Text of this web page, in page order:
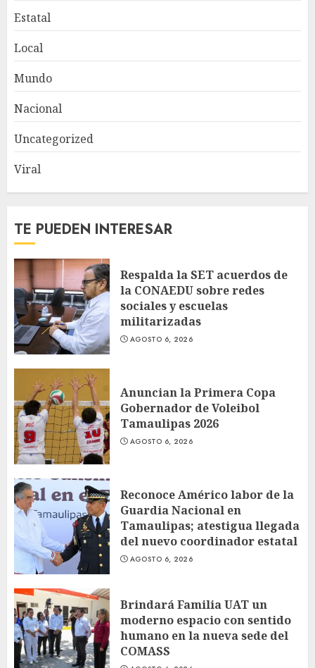
Estatal
Local
Mundo
Nacional
Uncategorized
Viral
TE PUEDEN INTERESAR
Respalda la SET acuerdos de
la CONAEDU sobre redes
sociales y escuelas
militarizadas
AGOSTO 6, 2026
Anuncian la Primera Copa
Gobernador de Voleibol
Tamaulipas 2026
AGOSTO 6, 2026
Reconoce Américo labor de la
Guardia Nacional en
Tamaulipas; atestigua llegada
del nuevo coordinador estatal
AGOSTO 6, 2026
Brindará Familia UAT un
moderno espacio con sentido
humano en la nueva sede del
COMASS